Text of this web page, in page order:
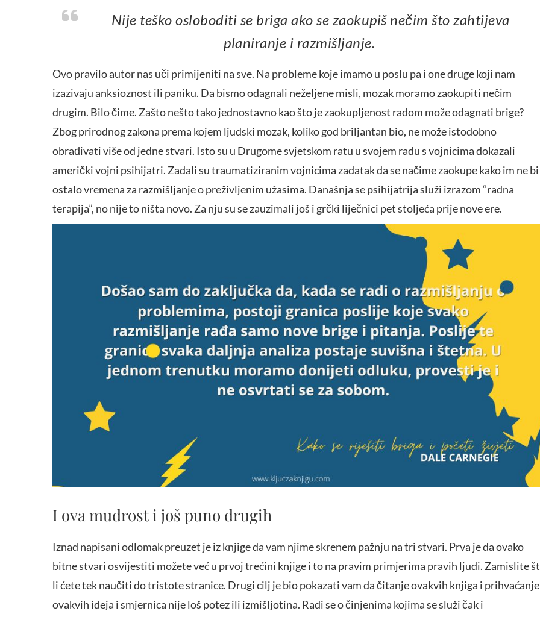
Nije teško osloboditi se briga ako se zaokupiš nečim što zahtijeva
planiranje i razmišljanje.
Ovo pravilo autor nas uči primijeniti na sve. Na probleme koje imamo u poslu pa i one druge koji nam
izazivaju anksioznost ili paniku. Da bismo odagnali neželjene misli, mozak moramo zaokupiti nečim
drugim. Bilo čime. Zašto nešto tako jednostavno kao što je zaokupljenost radom može odagnati brige?
Zbog prirodnog zakona prema kojem ljudski mozak, koliko god briljantan bio, ne može istodobno
obrađivati više od jedne stvari. Isto su u Drugome svjetskom ratu u svojem radu s vojnicima dokazali
američki vojni psihijatri. Zadali su traumatiziranim vojnicima zadatak da se načime zaokupe kako im ne bi
ostalo vremena za razmišljanje o preživljenim užasima. Današnja se psihijatrija služi izrazom “radna
terapija”, no nije to ništa novo. Za nju su se zauzimali još i grčki liječnici pet stoljeća prije nove ere.
I ova mudrost i još puno drugih
Iznad napisani odlomak preuzet je iz knjige da vam njime skrenem pažnju na tri stvari. Prva je da ovako
bitne stvari osvijestiti možete već u prvoj trećini knjige i to na pravim primjerima pravih ljudi. Zamislite
li ćete tek naučiti do tristote stranice. Drugi cilj je bio pokazati vam da čitanje ovakvih knjiga i prihvaćanje
ovakvih ideja i smjernica nije loš potez ili izmišljotina. Radi se o činjenima kojima se služi čak i